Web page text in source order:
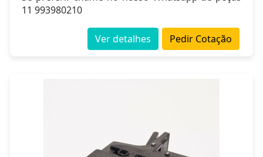
11 993980210
Pedir Cotação
Ver detalhes